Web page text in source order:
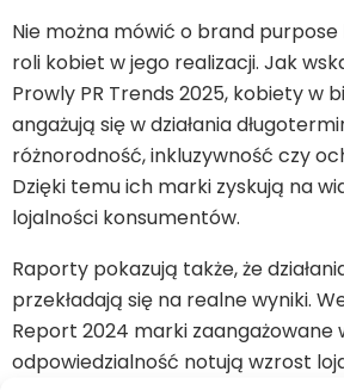
Nie można mówić o brand
roli kobiet w jego realizacji. Jak
Prowly PR Trends 2025, kobiety w
angażują się w działania
różnorodność, inkluzywność czy
Dzięki temu ich marki zyskują na
lojalności konsumentów.
Raporty pokazują także, że
przekładają się na realne wyniki.
Report 2024 marki zaangażowane
odpowiedzialność notują wzrost